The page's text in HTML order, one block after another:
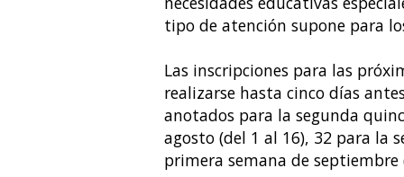
tipo de atención supone para
Las inscripciones para las
realizarse hasta cinco días
anotados para la segunda
agosto (del 1 al 16), 32 para la
primera semana de septiembre